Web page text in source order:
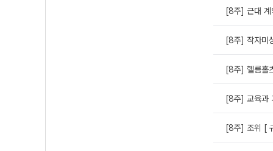
[8주] 근대 계
[8주] 작자미
[8주] 헬름홀
[8주] 교육과
[8주] 조위 [